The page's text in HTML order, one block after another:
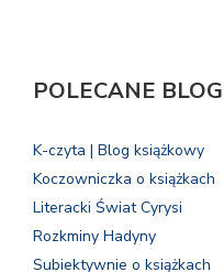
POLECANE
K-czyta | Blog książkowy
Koczowniczka o książkach
Literacki Świat Cyrysi
Rozkminy Hadyny
Subiektywnie o książkach